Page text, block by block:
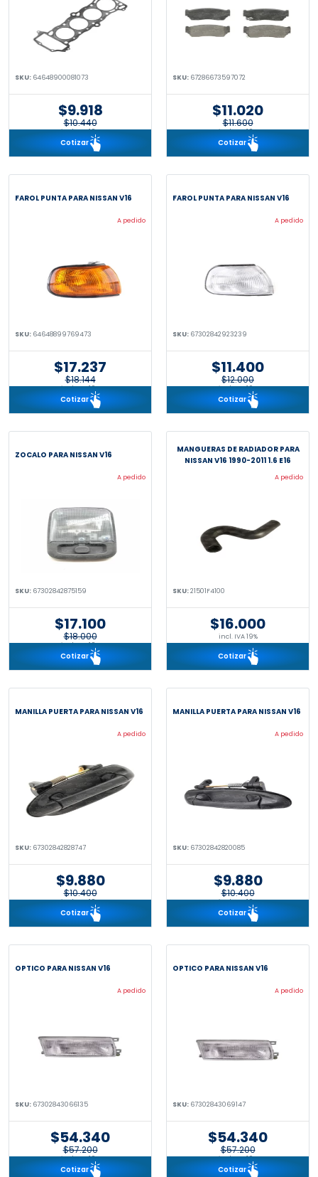
SKU: 64648900081073
$9.918
$10.440
incl. IVA 19%
Cotizar
SKU: 67286673597072
$11.020
$11.600
incl. IVA 19%
Cotizar
FAROL PUNTA PARA NISSAN V16
A pedido
SKU: 64648899769473
$17.237
$18.144
incl. IVA 19%
Cotizar
FAROL PUNTA PARA NISSAN V16
A pedido
SKU: 67302842923239
$11.400
$12.000
incl. IVA 19%
Cotizar
ZOCALO PARA NISSAN V16
A pedido
SKU: 67302842875159
$17.100
$18.000
incl. IVA 19%
Cotizar
MANGUERAS DE RADIADOR PARA
NISSAN V16 1990-2011 1.6 E16
A pedido
SKU:21501F4100
$16.000
incl. IVA 19%
Cotizar
MANILLA PUERTA PARA NISSAN V16
A pedido
SKU: 67302842828747
$9.880
$10.400
incl. IVA 19%
Cotizar
MANILLA PUERTA PARA NISSAN V16
A pedido
SKU: 67302842820085
$9.880
$10.400
incl. IVA 19%
Cotizar
OPTICO PARA NISSAN V16
A pedido
SKU: 67302843066135
$54.340
$57.200
incl. IVA 19%
Cotizar
OPTICO PARA NISSAN V16
A pedido
SKU: 67302843069147
$54.340
$57.200
incl. IVA 19%
Cotizar